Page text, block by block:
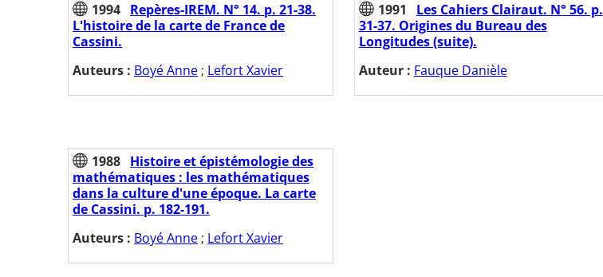
1994 Repères-IREM. N° 14. p. 21-38.
L'histoire de la carte de France de
Cassini.
Auteurs : Boyé Anne ; Lefort Xavier
1991
Les Cahiers Clairaut. N° 56. p.
31-37. Origines du Bureau des
Longitudes (suite).
Auteur : Fauque Danièle
1988 Histoire et épistémologie des
mathématiques : les mathématiques
dans la culture d'une époque. La carte
de Cassini. p. 182-191.
Auteurs : Boyé Anne ; Lefort Xavier